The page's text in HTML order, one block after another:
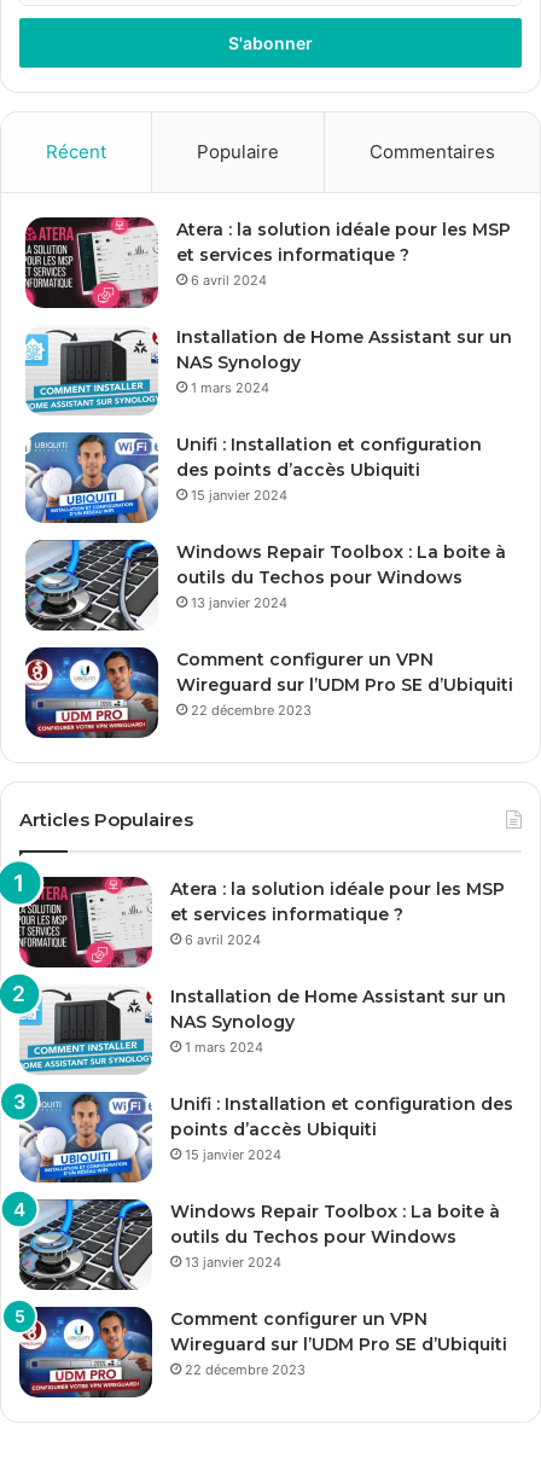
t
e
z
r
e
a
d
s
e
m
a
Récent Populaire Commentaires
Atera : la solution idéale pour les MSP
et services informatique ?
6 avril 2024
Installation de Home Assistant sur un
NAS Synology
1 mars 2024
Unifi : Installation et configuration
des points d’accès Ubiquiti
15 janvier 2024
Windows Repair Toolbox : La boite à
outils du Techos pour Windows
13 janvier 2024
Comment configurer un VPN
Wireguard sur l’UDM Pro SE d’Ubiquiti
22 décembre 2023
Articles Populaires
Atera : la solution idéale pour les MSP
et services informatique ?
6 avril 2024
Installation de Home Assistant sur un
NAS Synology
1 mars 2024
Unifi : Installation et configuration des
points d’accès Ubiquiti
15 janvier 2024
Windows Repair Toolbox : La boite à
outils du Techos pour Windows
13 janvier 2024
Comment configurer un VPN
Wireguard sur l’UDM Pro SE d’Ubiquiti
22 décembre 2023